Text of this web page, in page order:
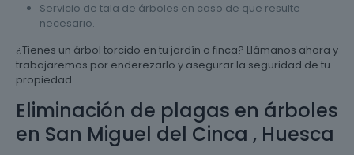
Servicio de tala de árboles en caso de que resulte
necesario.
¿Tienes un árbol torcido en tu jardín o finca? Llámanos ahora y
trabajaremos por enderezarlo y asegurar la seguridad de tu
propiedad.
Eliminación de plagas en árboles
en San Miguel del Cinca , Huesca